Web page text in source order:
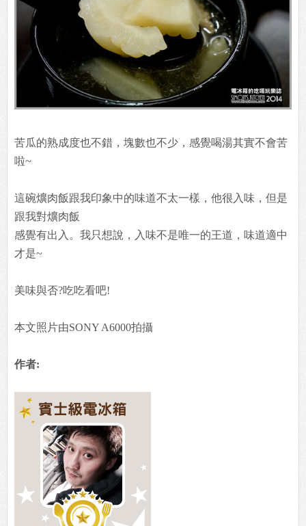
苦瓜的熟成度也不錯，塊數也不少，感覺喝湯其實不會苦
啦~
這碗爌肉飯跟我印象中的味道不太一樣，他很入味，但是
跟我對爌肉飯
感覺有出入。我只想說，入味不是唯一的王道，味道適中
才是~
美味與否?吃吃看吧!
本文照片由SONY A6000拍攝
作者: